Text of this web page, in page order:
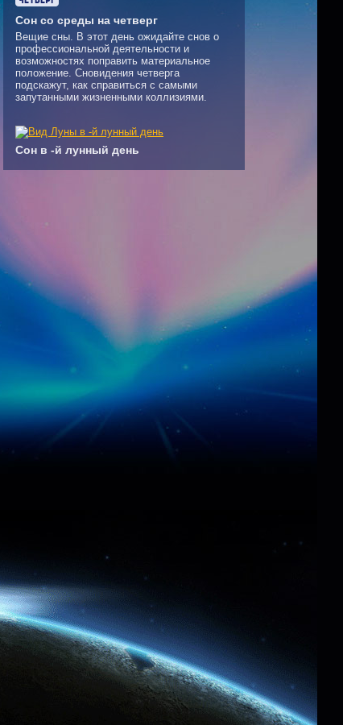
Сон со среды на четверг
Вещие сны. В этот день ожидайте снов о
профессиональной деятельности и
возможностях поправить материальное
положение. Сновидения четверга
подскажут, как справиться с самыми
запутанными жизненными коллизиями.
Сон в -й лунный день